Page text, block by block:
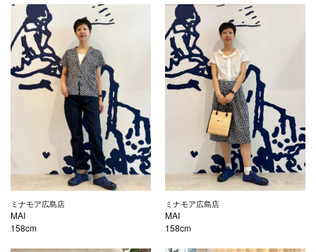
ミナモア広島店
MAI
158cm
ミナモア広島店
MAI
158cm